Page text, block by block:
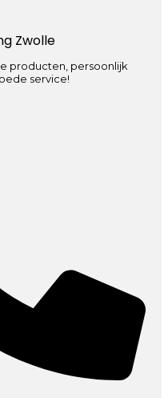
Zwolle
producten, persoonlijk
service!